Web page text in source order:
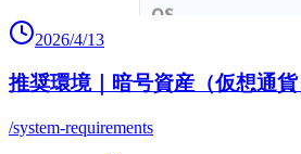
2026/4/13
推奨環境｜暗号資産（仮想通
/system-requirements